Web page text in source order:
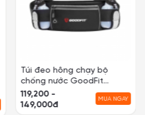
Túi đeo hông chạy bộ
chống nước GoodFit
GF120RB
119,200 -
149,000đ
MUA NGAY